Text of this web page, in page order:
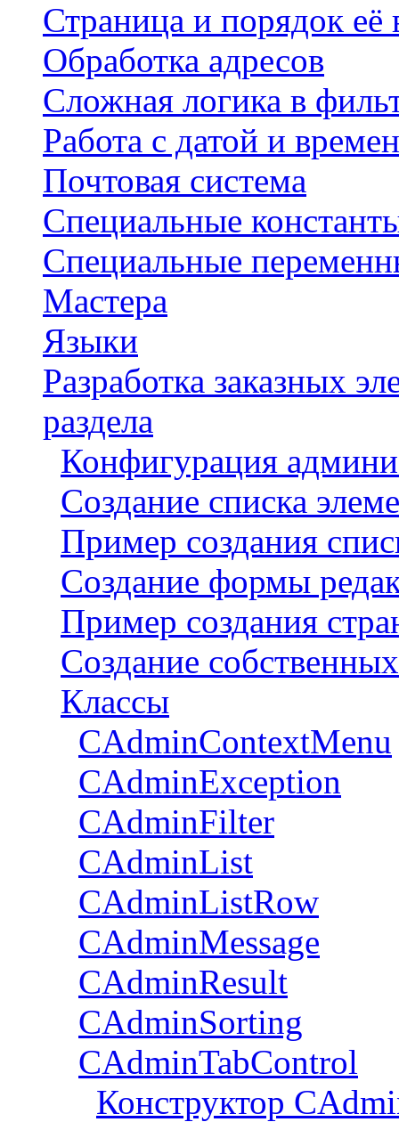
Страница и порядок её
Обработка адресов
Сложная логика в
Работа с датой и
Почтовая система
Специальные
Специальные
Мастера
Языки
Разработка заказных
раздела
Конфигурация
Создание списка
Пример создания
Создание формы
Пример создания
Создание
Классы
CAdminContextMenu
CAdminException
CAdminFilter
CAdminList
CAdminListRow
CAdminMessage
CAdminResult
CAdminSorting
CAdminTabControl
Конструктор